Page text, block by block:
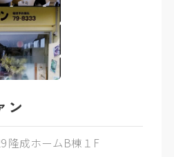
ン
隆成ホームB棟１F